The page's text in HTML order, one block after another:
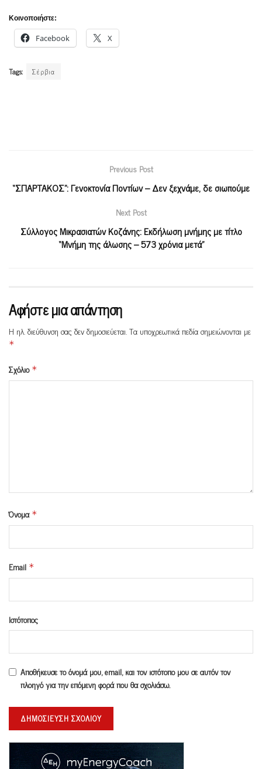
Κοινοποιήστε:
Facebook X
Tags: Σέρβια
Previous Post
“ΣΠΑΡΤΑΚΟΣ”: Γενοκτονία Ποντίων – Δεν ξεχνάμε, δε σιωπούμε
Next Post
Σύλλογος Μικρασιατών Κοζάνης: Εκδήλωση μνήμης με τίτλο
“Μνήμη της άλωσης – 573 χρόνια μετά”
Αφήστε μια απάντηση
Η ηλ. διεύθυνση σας δεν δημοσιεύεται.Τα υποχρεωτικά πεδία σημειώνονται με
*
Σχόλιο *
Όνομα *
Email *
Ιστότοπος
Αποθήκευσε το όνομά μου, email, και τον ιστότοπο μου σε αυτόν τον
πλοηγό για την επόμενη φορά που θα σχολιάσω.